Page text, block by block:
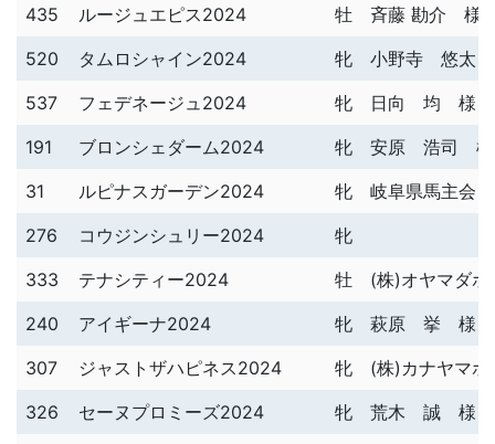
435 ルージュエピス2024 牡
斉藤 勘介 様
520
タムロシャイン2024 牝
小野寺 悠太
537
フェデネージュ2024 牝
日向 均 様
191
ブロンシェダーム2024 牝
安原 浩司 様
31
ルピナスガーデン2024 牝
岐阜県馬主
276
コウジンシュリー2024
牝
333
テナシティー2024 牡
(株)オヤマダ
240
アイギーナ2024 牝
萩原 挙 様
307
ジャストザハピネス2024 牝
(株)カナヤマ
326
セーヌプロミーズ2024 牝
荒木 誠 様